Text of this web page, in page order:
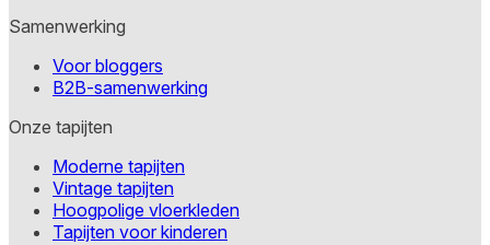
Samenwerking
Voor bloggers
B2B-samenwerking
Onze tapijten
Moderne tapijten
Vintage tapijten
Hoogpolige vloerkleden
Tapijten voor kinderen